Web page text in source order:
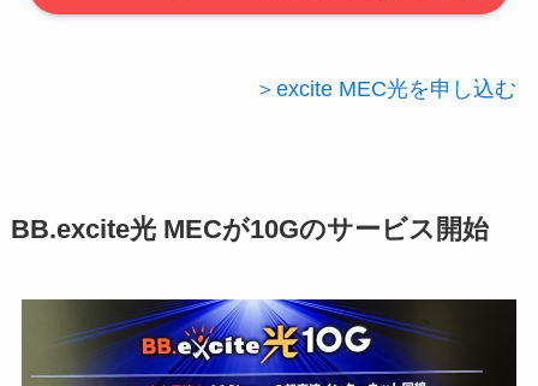
＞excite MEC光を申し込む
BB.excite光 MECが10Gのサービス開始